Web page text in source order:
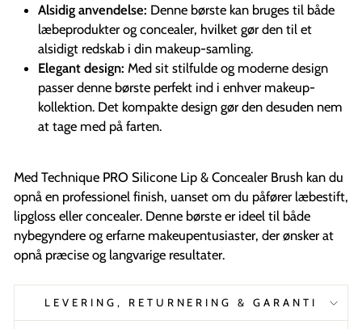
Alsidig anvendelse: Denne børste kan bruges til både
læbeprodukter og concealer, hvilket gør den til et
alsidigt redskab i din makeup-samling.
Elegant design: Med sit stilfulde og moderne design
passer denne børste perfekt ind i enhver makeup-
kollektion. Det kompakte design gør den desuden nem
at tage med på farten.
Med Technique PRO Silicone Lip & Concealer Brush kan du
opnå en professionel finish, uanset om du påfører læbestift,
lipgloss eller concealer. Denne børste er ideel til både
nybegyndere og erfarne makeupentusiaster, der ønsker at
opnå præcise og langvarige resultater.
LEVERING, RETURNERING & GARANTI